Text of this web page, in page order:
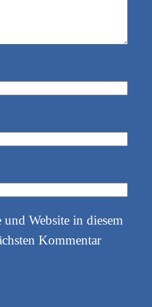
Website in diesem
Kommentar